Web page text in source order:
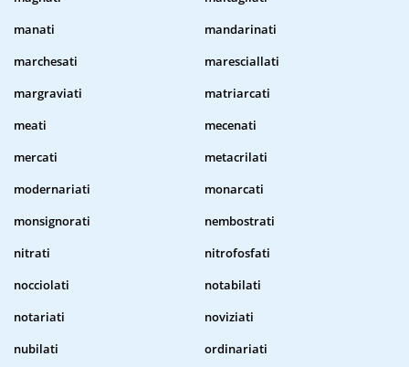
manati
mandarinati
marchesati
maresciallati
margraviati
matriarcati
meati
mecenati
mercati
metacrilati
modernariati
monarcati
monsignorati
nembostrati
nitrati
nitrofosfati
nocciolati
notabilati
notariati
noviziati
nubilati
ordinariati